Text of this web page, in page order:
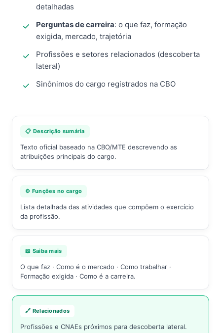
detalhadas
Perguntas de carreira: o que faz, formação
exigida, mercado, trajetória
Profissões e setores relacionados (descoberta
lateral)
Sinônimos do cargo registrados na CBO
📋 Descrição sumária
Texto oficial baseado na CBO/MTE descrevendo as
atribuições principais do cargo.
⚙️ Funções no cargo
Lista detalhada das atividades que compõem o exercício
da profissão.
📖 Saiba mais
O que faz · Como é o mercado · Como trabalhar ·
Formação exigida · Como é a carreira.
🔗 Relacionados
Profissões e CNAEs próximos para descoberta lateral.